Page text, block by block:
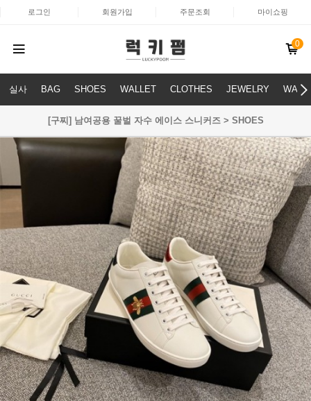
로그인 회원가입 주문조회 마이쇼핑
0
실사 BAG SHOES WALLET CLOTHES JEWELRY
[구찌] 남여공용 꿀벌 자수 에이스 스니커즈 > SHOES